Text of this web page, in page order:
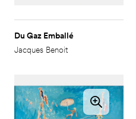
Du Gaz Emballé
Jacques Benoit